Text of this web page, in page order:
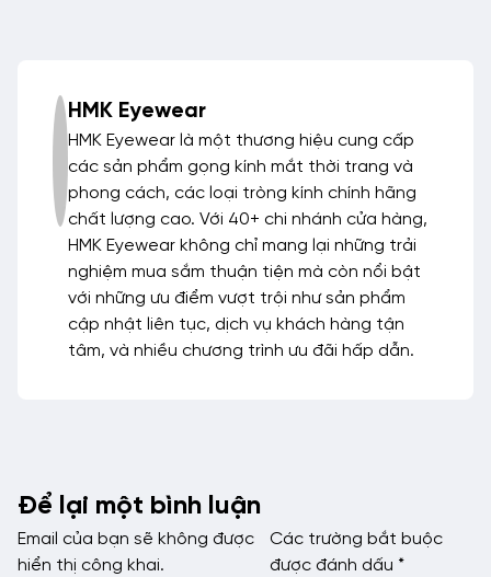
HMK Eyewear
HMK Eyewear là một thương hiệu cung cấp
các sản phẩm gọng kính mắt thời trang và
phong cách, các loại tròng kính chính hãng
chất lượng cao. Với 40+ chi nhánh cửa hàng,
HMK Eyewear không chỉ mang lại những trải
nghiệm mua sắm thuận tiện mà còn nổi bật
với những ưu điểm vượt trội như sản phẩm
cập nhật liên tục, dịch vụ khách hàng tận
tâm, và nhiều chương trình ưu đãi hấp dẫn.
Để lại một bình luận
Email của bạn sẽ không được
hiển thị công khai.
Các trường bắt buộc
được đánh dấu *